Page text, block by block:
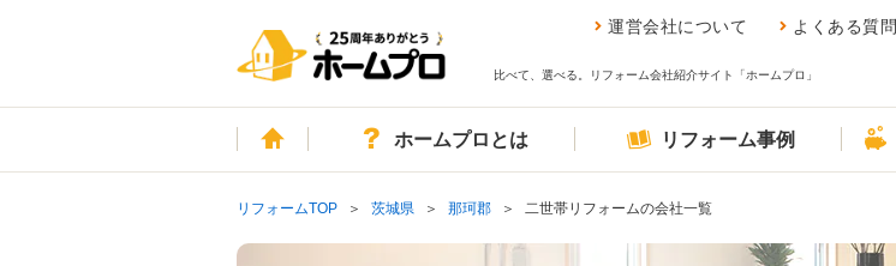
運営会社について よくある質問
比べて、選べる。リフォーム会社紹介サイト「ホームプロ」
ホームホームプロとは リフォーム事例
リフォームTOP 茨城県 那珂郡 二世帯リフォームの会社一覧